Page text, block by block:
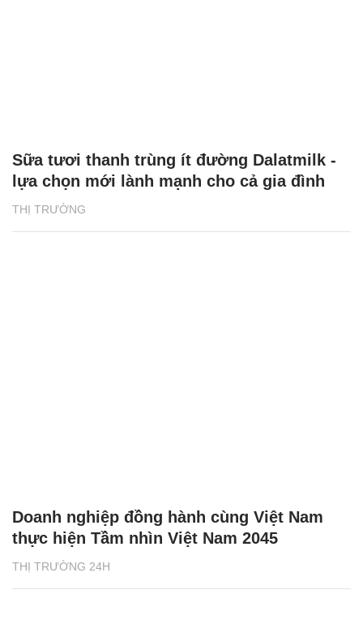
THỊ TRƯỜNG
Sữa tươi thanh trùng ít đường Dalatmilk -
lựa chọn mới lành mạnh cho cả gia đình
THỊ TRƯỜNG 24H
Doanh nghiệp đồng hành cùng Việt Nam
thực hiện Tầm nhìn Việt Nam 2045